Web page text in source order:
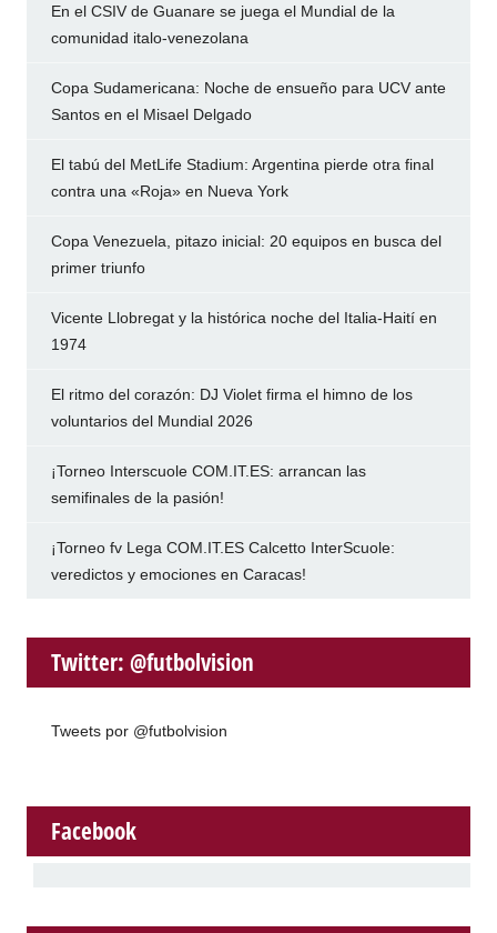
En el CSIV de Guanare se juega el Mundial de la
comunidad italo-venezolana
Copa Sudamericana: Noche de ensueño para UCV ante
Santos en el Misael Delgado
El tabú del MetLife Stadium: Argentina pierde otra final
contra una «Roja» en Nueva York
Copa Venezuela, pitazo inicial: 20 equipos en busca del
primer triunfo
Vicente Llobregat y la histórica noche del Italia-Haití en
1974
El ritmo del corazón: DJ Violet firma el himno de los
voluntarios del Mundial 2026
¡Torneo Interscuole COM.IT.ES: arrancan las
semifinales de la pasión!
¡Torneo fv Lega COM.IT.ES Calcetto InterScuole:
veredictos y emociones en Caracas!
Twitter: @futbolvision
Tweets por @futbolvision
Facebook